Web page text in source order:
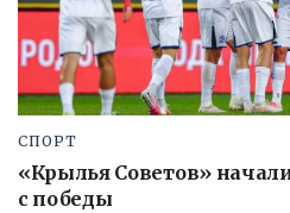
СПОРТ
«Крылья Советов»
с победы